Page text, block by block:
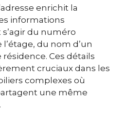
enrichit la
informations
du numéro
du nom d’un
Ces détails
cruciaux dans les
complexes où
une même